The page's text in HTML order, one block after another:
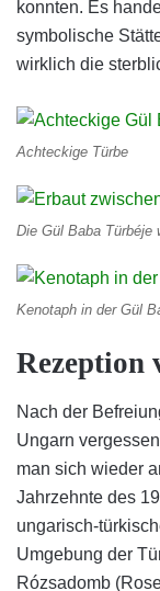
konnten. Es
symbolische
wirklich die
Achteckige Türbe
Die Gül Baba Türbéje
Kenotaph in der Gül
Rezeption
Nach der
Ungarn
man sich wieder
Jahrzehnte des
ungarisch-
Umgebung der
Rózsadomb